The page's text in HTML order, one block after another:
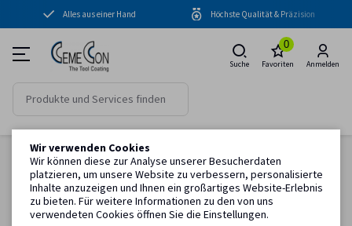
Beschichtungsanlagen
Beschichtungen
Peripherie
Service
Kundeninformation
Alles aus einer Hand Höchste Qualität & Präzision
Suche
0
Favoriten Anmelden
Startseite Installationskit CC800®
Zurück zur Artikelübersicht
Wir verwenden Cookies
Wir können diese zur Analyse unserer Besucherdaten
platzieren, um unsere Website zu verbessern, personalisierte
Inhalte anzuzeigen und Ihnen ein großartiges Website-Erlebnis
zu bieten. Für weitere Informationen zu den von uns
verwendeten Cookies öffnen Sie die Einstellungen.